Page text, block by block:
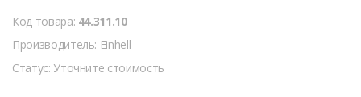
Код товара: 44.311.10
Производитель: Einhell
Статус: Уточните стоимость